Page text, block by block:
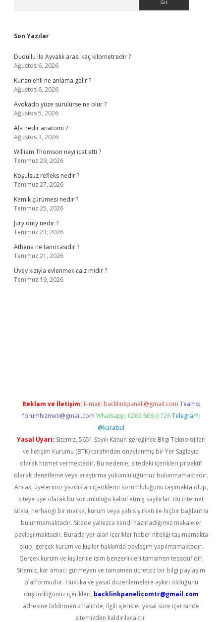
Son Yazılar
Dudullu ile Ayvalık arası kaç kilometredir ?
Ağustos 6, 2026
Kur’an ehli ne anlama gelir ?
Ağustos 6, 2026
Avokado yüze sürülürse ne olur ?
Ağustos 5, 2026
Ala nedir anatomi ?
Ağustos 3, 2026
William Thomson neyi icat etti ?
Temmuz 29, 2026
Koşulsuz refleks nedir ?
Temmuz 27, 2026
Kemik çürümesi nedir ?
Temmuz 25, 2026
Jury duty nedir ?
Temmuz 23, 2026
Athena ne tanricasıdır ?
Temmuz 21, 2026
Üvey kızıyla evlenmek caiz midir ?
Temmuz 19, 2026
Reklam ve İletişim: E-mail: backlinkpaneli@gmail.com Teams:
forumhizmeti@gmail.com Whatsapp: 0262 606 0 726 Telegram:
@karabul
Yasal Uyarı: Sitemiz, 5651 Sayılı Kanun gereğince Bilgi Teknolojileri
ve İletişim Kurumu (BTK) tarafından onaylanmış bir Yer Sağlayıcı
olarak hizmet vermektedir. Bu nedenle, sitedeki içerikleri proaktif
olarak denetleme veya araştırma yükümlülüğümüz bulunmamaktadır.
Ancak, üyelerimiz yazdıkları içeriklerin sorumluluğunu taşımakta olup,
siteye üye olarak bu sorumluluğu kabul etmiş sayılırlar. Bu internet
sitesi, herhangi bir marka, kurum veya şahıs şirketi ile hiçbir bağlantısı
bulunmamaktadır. Sitede yalnızca kendi hazırladığımız makaleler
paylaşılmaktadır. Burada yer alan içerikler haber niteliği taşımamakta
olup, gerçek kurum ve kişiler hakkında paylaşım yapılmamaktadır.
Gerçek kurum ve kişiler ile isim benzerlikleri tamamen tesadüfidir.
Sitemiz, kar amacı gütmeyen ve tamamen ücretsiz bir bilgi paylaşım
platformudur. Hukuka ve yasal düzenlemelere aykırı olduğunu
düşündüğünüz içerikleri, backlinkpanelicomtr@gmail.com
adresine bildirmeniz halinde, ilgili içerikler yasal süre içerisinde
sitemizden kaldırılacaktır.